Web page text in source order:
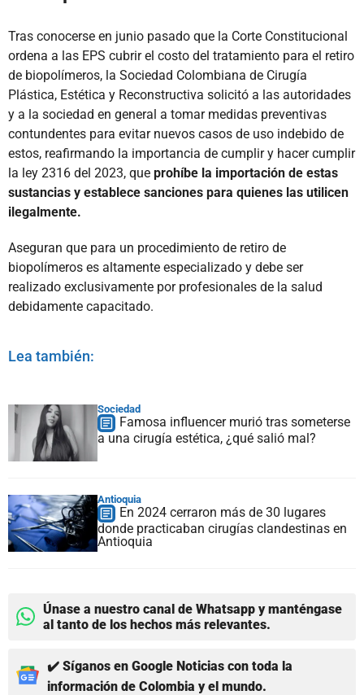
Tras conocerse en junio pasado que la Corte Constitucional
ordena a las EPS cubrir el costo del tratamiento para el retiro
de biopolímeros, la Sociedad Colombiana de Cirugía
Plástica, Estética y Reconstructiva solicitó a las autoridades
y a la sociedad en general a tomar medidas preventivas
contundentes para evitar nuevos casos de uso indebido de
estos, reafirmando la importancia de cumplir y hacer cumplir
la ley 2316 del 2023, que prohíbe la importación de estas
sustancias y establece sanciones para quienes las utilicen
ilegalmente.
Aseguran que para un procedimiento de retiro de
biopolímeros es altamente especializado y debe ser
realizado exclusivamente por profesionales de la salud
debidamente capacitado.
Lea también:
Sociedad
Famosa influencer murió tras someterse
a una cirugía estética, ¿qué salió mal?
Antioquia
En 2024 cerraron más de 30 lugares
donde practicaban cirugías clandestinas en
Antioquia
Únase a nuestro canal de Whatsapp y manténgase
al tanto de los hechos más relevantes.
✔️ Síganos en Google Noticias con toda la
información de Colombia y el mundo.